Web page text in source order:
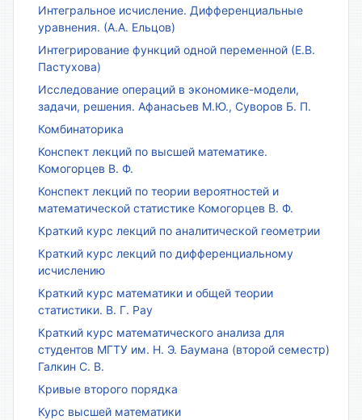
Интегральное исчисление. Дифференциальные
уравнения. (А.А. Ельцов)
Интегрирование функций одной переменной (Е.В.
Пастухова)
Исследование операций в экономике-модели,
задачи, решения. Афанасьев М.Ю., Суворов Б. П.
Комбинаторика
Конспект лекций по высшей математике.
Комогорцев В. Ф.
Конспект лекций по теории вероятностей и
математической статистике Комогорцев В. Ф.
Краткий курс лекций по аналитической геометрии
Краткий курс лекций по дифференциальному
исчислению
Краткий курс математики и общей теории
статистики. В. Г. Рау
Краткий курс математического анализа для
студентов МГТУ им. Н. Э. Баумана (второй семестр)
Галкин С. В.
Кривые второго порядка
Курс высшей математики